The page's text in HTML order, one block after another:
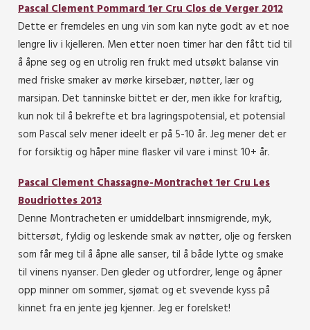
Pascal Clement Pommard 1er Cru Clos de Verger 2012
Dette er fremdeles en ung vin som kan nyte godt av et noe
lengre liv i kjelleren. Men etter noen timer har den fått tid til
å åpne seg og en utrolig ren frukt med utsøkt balanse vin
med friske smaker av mørke kirsebær, nøtter, lær og
marsipan. Det tanninske bittet er der, men ikke for kraftig,
kun nok til å bekrefte et bra lagringspotensial, et potensial
som Pascal selv mener ideelt er på 5-10 år. Jeg mener det er
for forsiktig og håper mine flasker vil vare i minst 10+ år.
Pascal Clement Chassagne-Montrachet 1er Cru Les
Boudriottes 2013
Denne Montracheten er umiddelbart innsmigrende, myk,
bittersøt, fyldig og leskende smak av nøtter, olje og fersken
som får meg til å åpne alle sanser, til å både lytte og smake
til vinens nyanser. Den gleder og utfordrer, lenge og åpner
opp minner om sommer, sjømat og et svevende kyss på
kinnet fra en jente jeg kjenner. Jeg er forelsket!